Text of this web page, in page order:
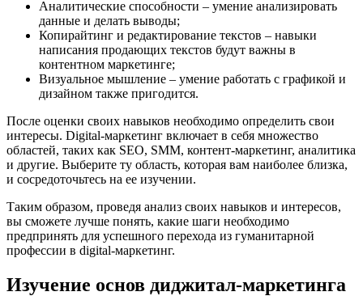
Аналитические способности – умение анализировать
данные и делать выводы;
Копирайтинг и редактирование текстов – навыки
написания продающих текстов будут важны в
контентном маркетинге;
Визуальное мышление – умение работать с графикой и
дизайном также пригодится.
После оценки своих навыков необходимо определить свои
интересы. Digital-маркетинг включает в себя множество
областей, таких как SEO, SMM, контент-маркетинг, аналитика
и другие. Выберите ту область, которая вам наиболее близка,
и сосредоточьтесь на ее изучении.
Таким образом, проведя анализ своих навыков и интересов,
вы сможете лучше понять, какие шаги необходимо
предпринять для успешного перехода из гуманитарной
профессии в digital-маркетинг.
Изучение основ диджитал-маркетинга